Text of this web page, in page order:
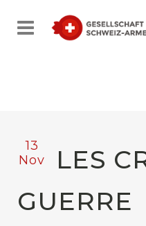
13
Nov
LES
GUERRE